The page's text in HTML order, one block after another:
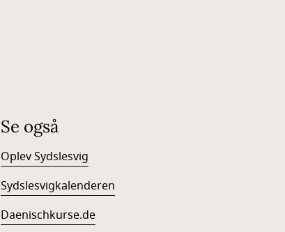
Se også
Oplev Sydslesvig
Sydslesvigkalenderen
Daenischkurse.de